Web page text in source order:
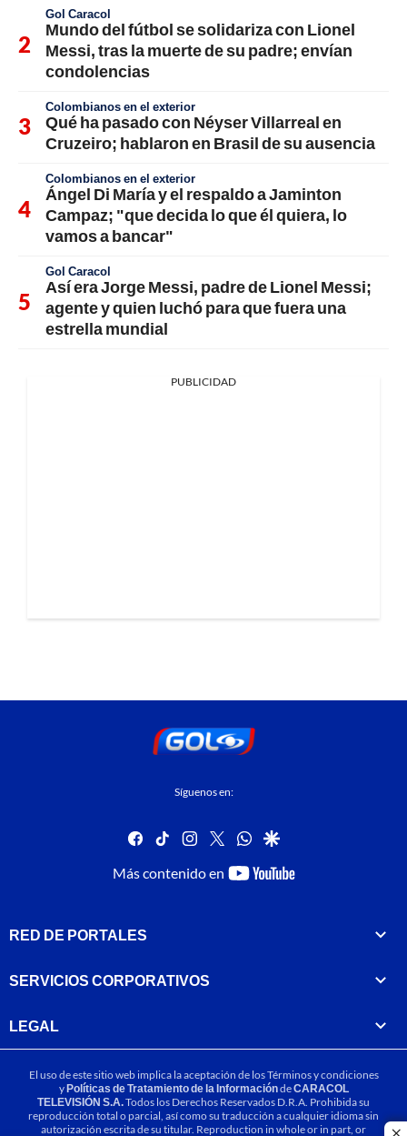
Gol Caracol
Mundo del fútbol se solidariza con Lionel
Messi, tras la muerte de su padre; envían
condolencias
Colombianos en el exterior
Qué ha pasado con Néyser Villarreal en
Cruzeiro; hablaron en Brasil de su ausencia
Colombianos en el exterior
Ángel Di María y el respaldo a Jaminton
Campaz; "que decida lo que él quiera, lo
vamos a bancar"
Gol Caracol
Así era Jorge Messi, padre de Lionel Messi;
agente y quien luchó para que fuera una
estrella mundial
PUBLICIDAD
Síguenos en:
facebook
tiktok instagram
twitterwhatsapp
google
Más contenido en
youtube-
RED DE PORTALES
SERVICIOS CORPORATIVOS
LEGAL
El uso de este sitio web implica la aceptación de losTérminos y condiciones
yPolíticas de Tratamiento de la InformacióndeCARACOL
TELEVISIÓN S.A.Todos los Derechos Reservados D.R.A. Prohibida su
reproducción total o parcial, así como su traducción a cualquier idioma sin
autorización escrita de su titular. Reproduction in whole or in part, or